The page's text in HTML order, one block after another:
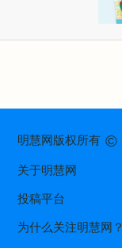
明慧网版权所有©
关于明慧网
投稿平台
为什么关注明慧网？